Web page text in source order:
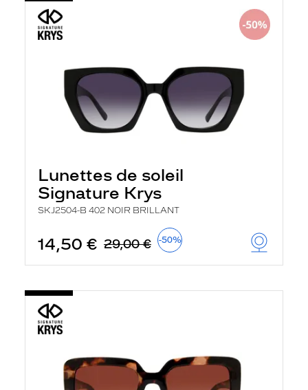
Lunettes de soleil
Signature Krys
SKJ2504-B 402 NOIR BRILLANT
14,50 € 29,00 € -50%